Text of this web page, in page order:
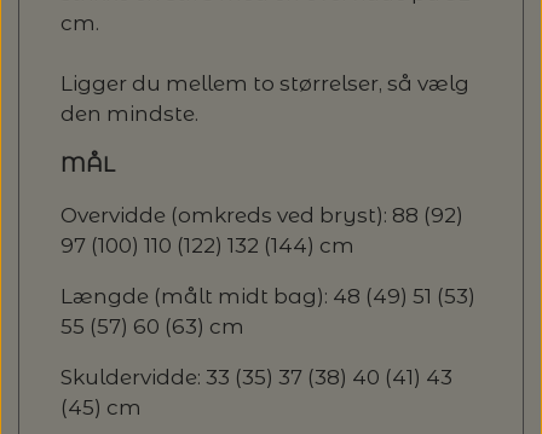
cm.
Ligger du mellem to størrelser, så vælg
den mindste.
MÅL
Overvidde (omkreds ved bryst): 88 (92)
97 (100) 110 (122) 132 (144) cm
Længde (målt midt bag): 48 (49) 51 (53)
55 (57) 60 (63) cm
Skuldervidde: 33 (35) 37 (38) 40 (41) 43
(45) cm